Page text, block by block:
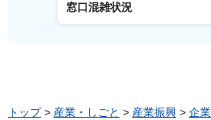
窓口混雑状況
トップ> 産業・しごと > 産業振興 > 企